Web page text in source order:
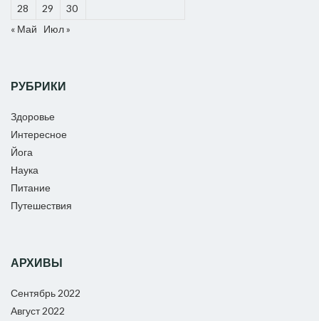
28
29
30
« Май
Июл »
РУБРИКИ
Здоровье
Интересное
Йога
Наука
Питание
Путешествия
АРХИВЫ
Сентябрь 2022
Август 2022